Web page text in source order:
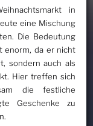
in
eine Mischung
Die Bedeutung
enorm, da er nicht
sondern auch als
Hier treffen sich
die festliche
Geschenke zu